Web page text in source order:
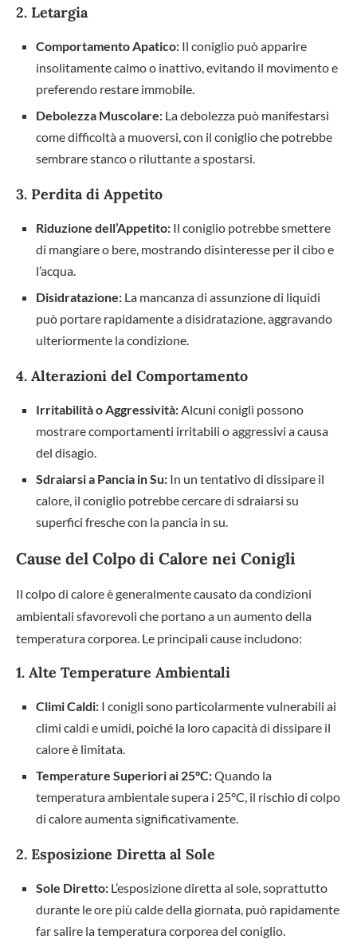
2. Letargia
Comportamento Apatico: Il coniglio può apparire
insolitamente calmo o inattivo, evitando il movimento e
preferendo restare immobile.
Debolezza Muscolare: La debolezza può manifestarsi
come difficoltà a muoversi, con il coniglio che potrebbe
sembrare stanco o riluttante a spostarsi.
3. Perdita di Appetito
Riduzione dell’Appetito: Il coniglio potrebbe smettere
di mangiare o bere, mostrando disinteresse per il cibo e
l’acqua.
Disidratazione: La mancanza di assunzione di liquidi
può portare rapidamente a disidratazione, aggravando
ulteriormente la condizione.
4. Alterazioni del Comportamento
Irritabilità o Aggressività:Alcuni conigli possono
mostrare comportamenti irritabili o aggressivi a causa
del disagio.
Sdraiarsi a Pancia in Su: In un tentativo di dissipare il
calore, il coniglio potrebbe cercare di sdraiarsi su
superfici fresche con la pancia in su.
Cause del Colpo di Calore nei Conigli
Il colpo di calore è generalmente causato da condizioni
ambientali sfavorevoli che portano a un aumento della
temperatura corporea. Le principali cause includono:
1. Alte Temperature Ambientali
Climi Caldi: I conigli sono particolarmente vulnerabili ai
climi caldi e umidi, poiché la loro capacità di dissipare il
calore è limitata.
Temperature Superiori ai 25°C:Quando la
temperatura ambientale supera i 25°C, il rischio di colpo
di calore aumenta significativamente.
2. Esposizione Diretta al Sole
Sole Diretto: L’esposizione diretta al sole, soprattutto
durante le ore più calde della giornata, può rapidamente
far salire la temperatura corporea del coniglio.